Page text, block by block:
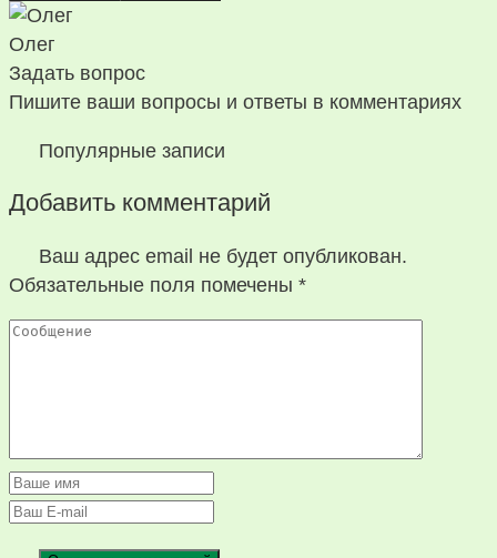
Олег
Задать вопрос
Пишите ваши вопросы и ответы в комментариях
Популярные записи
Добавить комментарий
Ваш адрес email не будет опубликован.
Обязательные поля помечены *